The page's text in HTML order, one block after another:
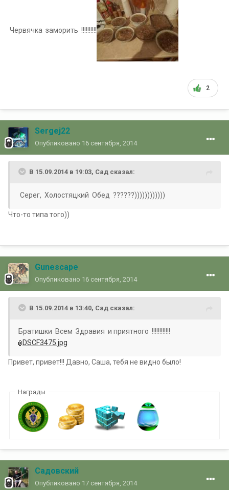
Червячка заморить !!!!!!!!!!
2
Sergej22
Опубликовано 16 сентября, 2014
В 15.09.2014 в 19:03, Сад сказал:
Серег, Холостяцкий Обед ??????))))))))))))
Что-то типа того))
Gunescape
Опубликовано 16 сентября, 2014
В 15.09.2014 в 13:40, Сад сказал:
Братишки Всем Здравия и приятного !!!!!!!!!!!!
DSCF3475.jpg
Привет, привет!!! Давно, Саша, тебя не видно было!
Награды
Садовский
Опубликовано 17 сентября, 2014